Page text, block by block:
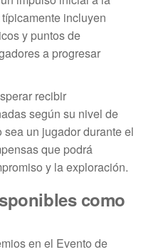
incluyen
y puntos de
a progresar
recibir
según su nivel de
un jugador durante el
que podrá
y la exploración.
como
en el Evento de